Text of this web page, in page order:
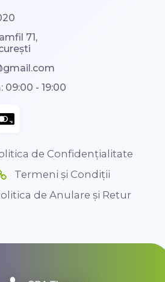
71,
09:00 - 19:00
de Confidențialitate
Termeni și Condiții
de Anulare și Retur